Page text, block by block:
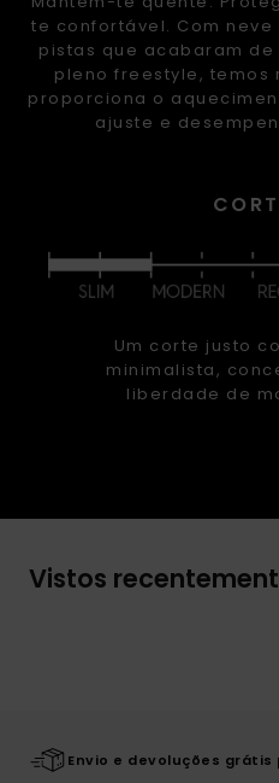
te confortável. Com
pistas que acabaram
pleno freestyle, temos
proporciona o
ajuste e
Um corte justo
minimalista,
liberdade de
Vistos
Envio e devoluções grátis